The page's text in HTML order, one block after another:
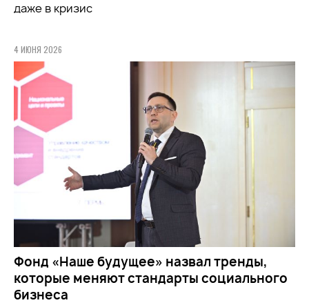
даже в кризис
4 ИЮНЯ 2026
Фонд «Наше будущее» назвал тренды,
которые меняют стандарты социального
бизнеса